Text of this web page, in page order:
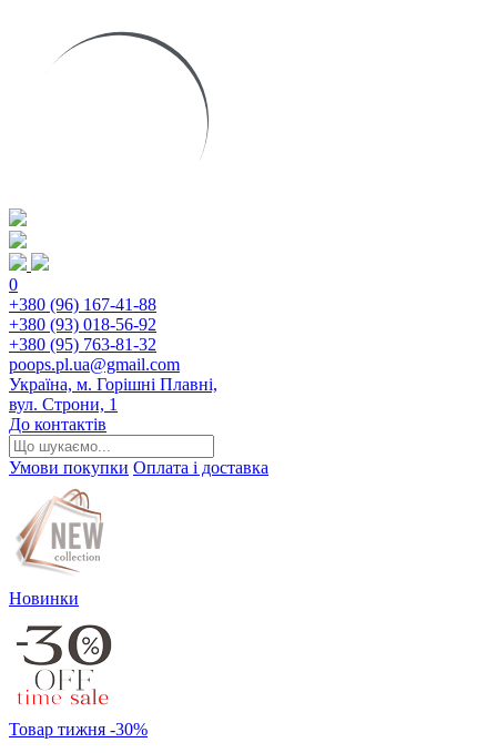
0
+380 (96) 167-41-88
+380 (93) 018-56-92
+380 (95) 763-81-32
poops.pl.ua@gmail.com
Україна, м. Горішні Плавні,
вул. Строни, 1
До контактів
Умови покупки Оплата і доставка
Новинки
Товар тижня -30%